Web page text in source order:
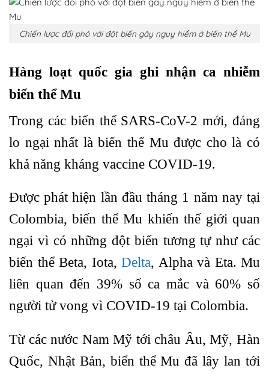
Chiến lược đối phó với đột biến gây nguy hiểm ở biến thể Mu
Hàng loạt quốc gia ghi nhận ca nhiễm
biến thể Mu
Trong các biến thể SARS-CoV-2 mới, đáng
lo ngại nhất là biến thể Mu được cho là có
khả năng kháng vaccine COVID-19.
Được phát hiện lần đầu tháng 1 năm nay tại
Colombia, biến thể Mu khiến thế giới quan
ngại vì có những đột biến tương tự như các
biến thể Beta, Iota, Delta, Alpha và Eta. Mu
liên quan đến 39% số ca mắc và 60% số
người tử vong vì COVID-19 tại Colombia.
Từ các nước Nam Mỹ tới châu Âu, Mỹ, Hàn
Quốc, Nhật Bản, biến thể Mu đã lây lan tới